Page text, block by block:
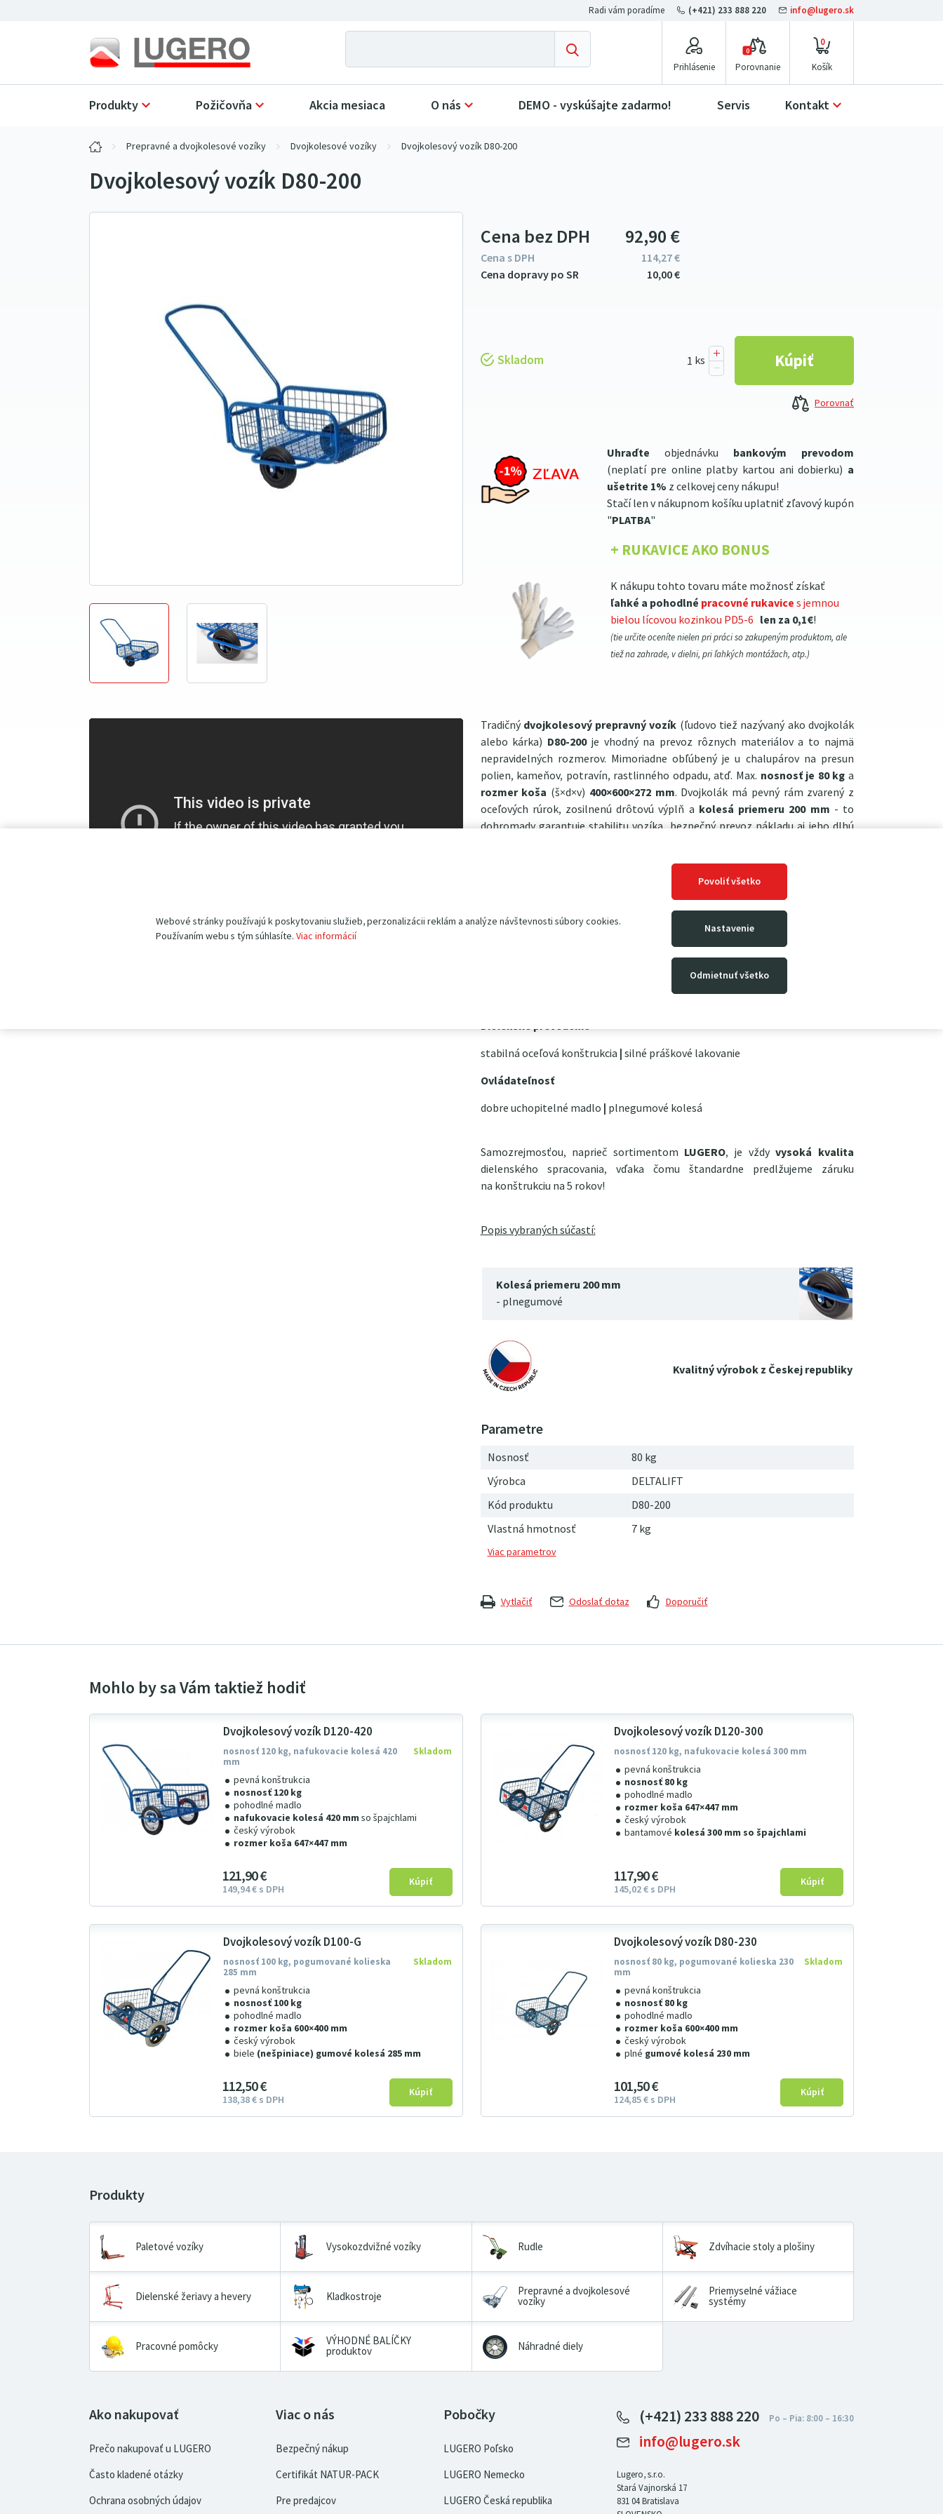
Webové stránky používajú k poskytovaniu služieb, perzonalizácii reklám a analýze návštevnosti súbory cookies.
Používaním webu s tým súhlasíte. Viac informácií
Povoliť všetko
Nastavenie
Odmietnuť všetko
Prihlásenie Porovnanie
0
0
Kontakt
Produkty Požičovňa Akcia mesiaca O nás DEMO - vyskúšajte zadarmo! Servis
(+421) 233 888 220 info@lugero.sk
Prepravné a dvojkolesové vozíky Dvojkolesové vozíky Dvojkolesový vozík D80-200
Dvojkolesový vozík D80-200
Uhraďte objednávku bankovým prevodom
(neplatí pre online platby kartou ani dobierku) a
ušetrite 1% z celkovej ceny nákupu!
Stačí len v nákupnom košíku uplatniť zľavový kupón
"PLATBA"
+ RUKAVICE AKO BONUS
K nákupu tohto tovaru máte možnosť získať
ľahké a pohodlné pracovné rukavices jemnou
bielou lícovou kozinkou PD5-6 len za 0,1€!
(tie určite oceníte nielen pri práci so zakupeným produktom, ale
tiež na zahrade, v dielni, pri ľahkých montážach, atp.)
Tradičnýdvojkolesový prepravný vozík (ľudovo tiež nazývaný ako dvojkolák
alebo kárka) D80-200je vhodný na prevoz rôznych materiálov a to najmä
nepravidelných rozmerov. Mimoriadne obľúbený je u chalupárov na presun
polien, kameňov, potravín, rastlinného odpadu, atď. Max. nosnosť je 80 kg a
rozmer koša (š×d×v) 400×600×272 mm. Dvojkolák má pevný rám zvarený z
oceľových rúrok, zosilnenú drôtovú výplň a kolesá priemeru 200 mm - to
dohromady garantuje stabilitu vozíka, bezpečný prevoz nákladu aj jeho dlhú
oderom a následnej korózii chráni silná vrstva práškovej vypaľovanej farby.
Dielenské prevedenie
stabilná oceľová konštrukcia |silné práškové lakovanie
Ovládateľnosť
dobre uchopitelné madlo | plnegumové kolesá
Samozrejmosťou, naprieč sortimentom LUGERO, je vždyvysoká kvalita
dielenského spracovania, vďaka čomu štandardne predlžujeme záruku
na konštrukciu na 5 rokov!
Popis vybraných súčastí:
Kolesá priemeru 200 mm
- plnegumové
Kvalitný výrobok z Českej republiky
Nosnosť
80 kg
Výrobca
DELTALIFT
Kód produktu
D80-200
Skladom
Vlastná hmotnosť 7 kg
Cena bez DPH 92 90 €
Cena s DPH 11427€
1000€
Porovnať
Vytlačiť Odoslať dotaz Doporučiť
Dvojkolesový vozík D120-420
nosnosť 120 kg, nafukovacie kolesá 420
mm
pevná konštrukcia
nosnosť 120 kg
pohodlné madlo
nafukovacie kolesá 420 mm so špajchlami
český výrobok
rozmer koša 647×447 mm
Skladom
121 90€
149 94€ s DPH
Dvojkolesový vozík D120-300
nosnosť 120 kg, nafukovacie kolesá 300 mm
pevná konštrukcia
nosnosť 80 kg
pohodlné madlo
rozmer koša 647×447 mm
český výrobok
bantamové kolesá 300 mm so špajchlami
11790€
145 02€ s DPH
Dvojkolesový vozík D100-G
nosnosť 100 kg, pogumované kolieska
285 mm
pevná konštrukcia
nosnosť 100 kg
pohodlné madlo
rozmer koša 600×400 mm
český výrobok
biele (nešpiniace) gumové kolesá 285 mm
Skladom
112 50€
138 38€ s DPH
Dvojkolesový vozík D80-230
nosnosť 80 kg, pogumované kolieska 230
mm
pevná konštrukcia
nosnosť 80 kg
pohodlné madlo
rozmer koša 600×400 mm
český výrobok
plné gumové kolesá 230 mm
Skladom
10150€
124 85€ s DPH
Paletové vozíky Vysokozdvižné vozíky Rudle Zdvíhacie stoly a plošiny
Dielenské žeriavy a hevery Kladkostroje Prepravné a dvojkolesové
vozíky
Priemyselné vážiace
systémy
Pracovné pomôcky VÝHODNÉ BALÍČKY
produktov Náhradné diely
Ako nakupovať
Prečo nakupovať u LUGERO
Často kladené otázky
Ochrana osobných údajov
Viac o nás
Bezpečný nákup
Certifikát NATUR-PACK
Pre predajcov
Pobočky
LUGERO Poľsko
LUGERO Nemecko
LUGERO Česká republika
(+421) 233 888 220
info@lugero.sk
Lugero, s.r.o.
Stará Vajnorská 17
831 04Bratislava